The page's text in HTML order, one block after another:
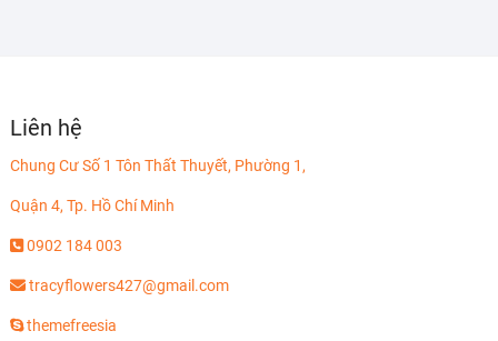
Liên hệ
Chung Cư Số 1 Tôn Thất Thuyết, Phường 1,
Quận 4, Tp. Hồ Chí Minh
0902 184 003
tracyflowers427@gmail.com
themefreesia